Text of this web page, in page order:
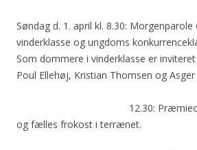
Søndag d. 1. april kl. 8.30:
vinderklasse og ungdoms
Som dommere i vinderklasse er
Poul Ellehøj, Kristian Thomsen og
12.30:
og fælles frokost i terrænet.